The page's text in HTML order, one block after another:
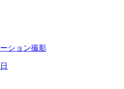
ション撮影